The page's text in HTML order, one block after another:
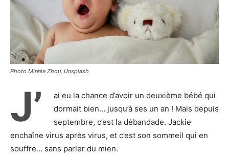
Photo Minnie Zhou, Unsplash
J’
ai eu la chance d’avoir un deuxième bébé qui
dormait bien… jusqu’à ses un an ! Mais depuis
septembre, c’est la débandade. Jackie
enchaîne virus après virus, et c’est son sommeil qui en
souffre… sans parler du mien.